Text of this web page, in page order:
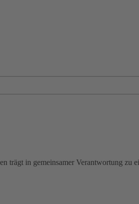
trägt in gemeinsamer Verantwortung zu